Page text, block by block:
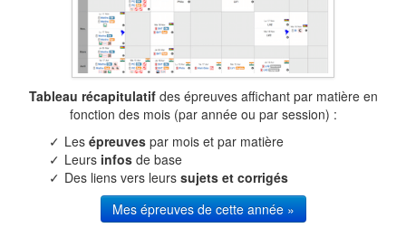
Tableau récapitulatifdes épreuves affichant par matière en
fonction des mois (par année ou par session) :
Lesépreuves par mois et par matière
Leurs infos de base
Des liens vers leurssujets et corrigés
Mes épreuves de cette année »